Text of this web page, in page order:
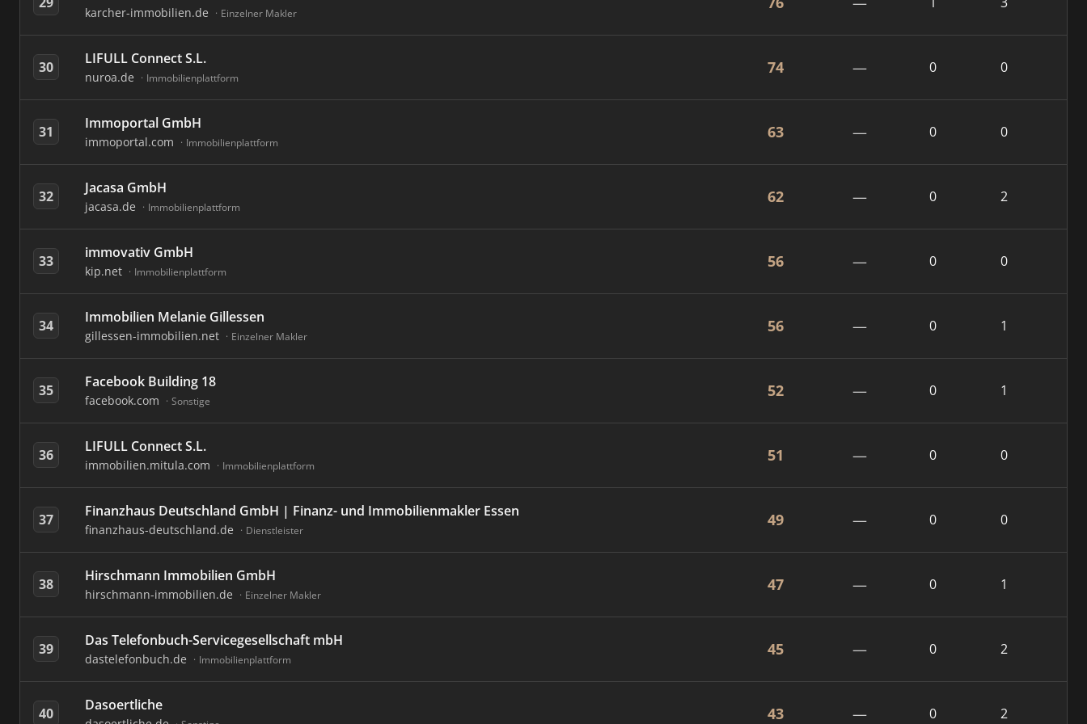
karcher-immobilien.de Einzelner Makler
30 LIFULL Connect S.L.
nuroa.de Immobilienplattform
74 — 0 0
31 Immoportal GmbH
immoportal.com Immobilienplattform
63 — 0 0
32 Jacasa GmbH
jacasa.de Immobilienplattform
62 — 0 2
33 immovativ GmbH
kip.net Immobilienplattform
56 — 0 0
34 Immobilien Melanie Gillessen
gillessen-immobilien.net Einzelner Makler
56 — 0 1
35 Facebook Building 18
facebook.com Sonstige
52 — 0 1
36 LIFULL Connect S.L.
immobilien.mitula.com Immobilienplattform
51 — 0 0
37 Finanzhaus Deutschland GmbH | Finanz- und Immobilienmakler Essen
finanzhaus-deutschland.de Dienstleister
49 — 0 0
38 Hirschmann Immobilien GmbH
hirschmann-immobilien.de Einzelner Makler
47 — 0 1
39 Das Telefonbuch-Servicegesellschaft mbH
dastelefonbuch.de Immobilienplattform
45 — 0 2
40 Dasoertliche 43 — 0 2